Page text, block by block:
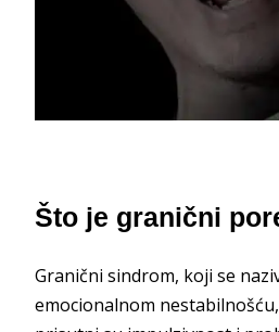
Što je granični
Granični sindrom, koji se
emocionalnom